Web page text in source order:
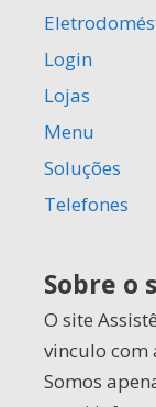
Login
Lojas
Menu
Soluções
Telefones
Sobre o
O site
vinculo com
Somos